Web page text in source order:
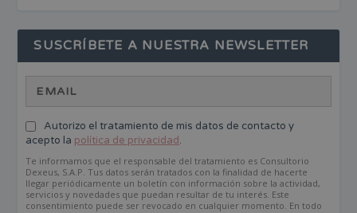
SUSCRÍBETE A NUESTRA NEWSLETTER
Autorizo el tratamiento de mis datos de contacto y
acepto la política de privacidad.
Te informamos que el responsable del tratamiento es Consultorio
Dexeus, S.A.P. Tus datos serán tratados con la finalidad de hacerte
llegar periódicamente un boletín con información sobre la actividad,
servicios y novedades que puedan resultar de tu interés. Este
consentimiento puede ser revocado en cualquier momento. En todo